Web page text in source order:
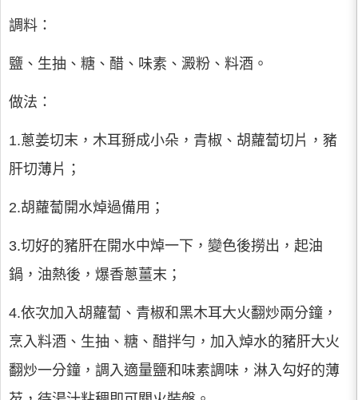
調料：
鹽、生抽、糖、醋、味素、澱粉、料酒。
做法：
1.蔥姜切末，木耳掰成小朵，青椒、胡蘿蔔切片，豬
肝切薄片；
2.胡蘿蔔開水焯過備用；
3.切好的豬肝在開水中焯一下，變色後撈出，起油
鍋，油熱後，爆香蔥薑末；
4.依次加入胡蘿蔔、青椒和黑木耳大火翻炒兩分鐘，
烹入料酒、生抽、糖、醋拌勻，加入焯水的豬肝大火
翻炒一分鐘，調入適量鹽和味素調味，淋入勾好的薄